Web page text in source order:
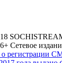
Сетевое
о